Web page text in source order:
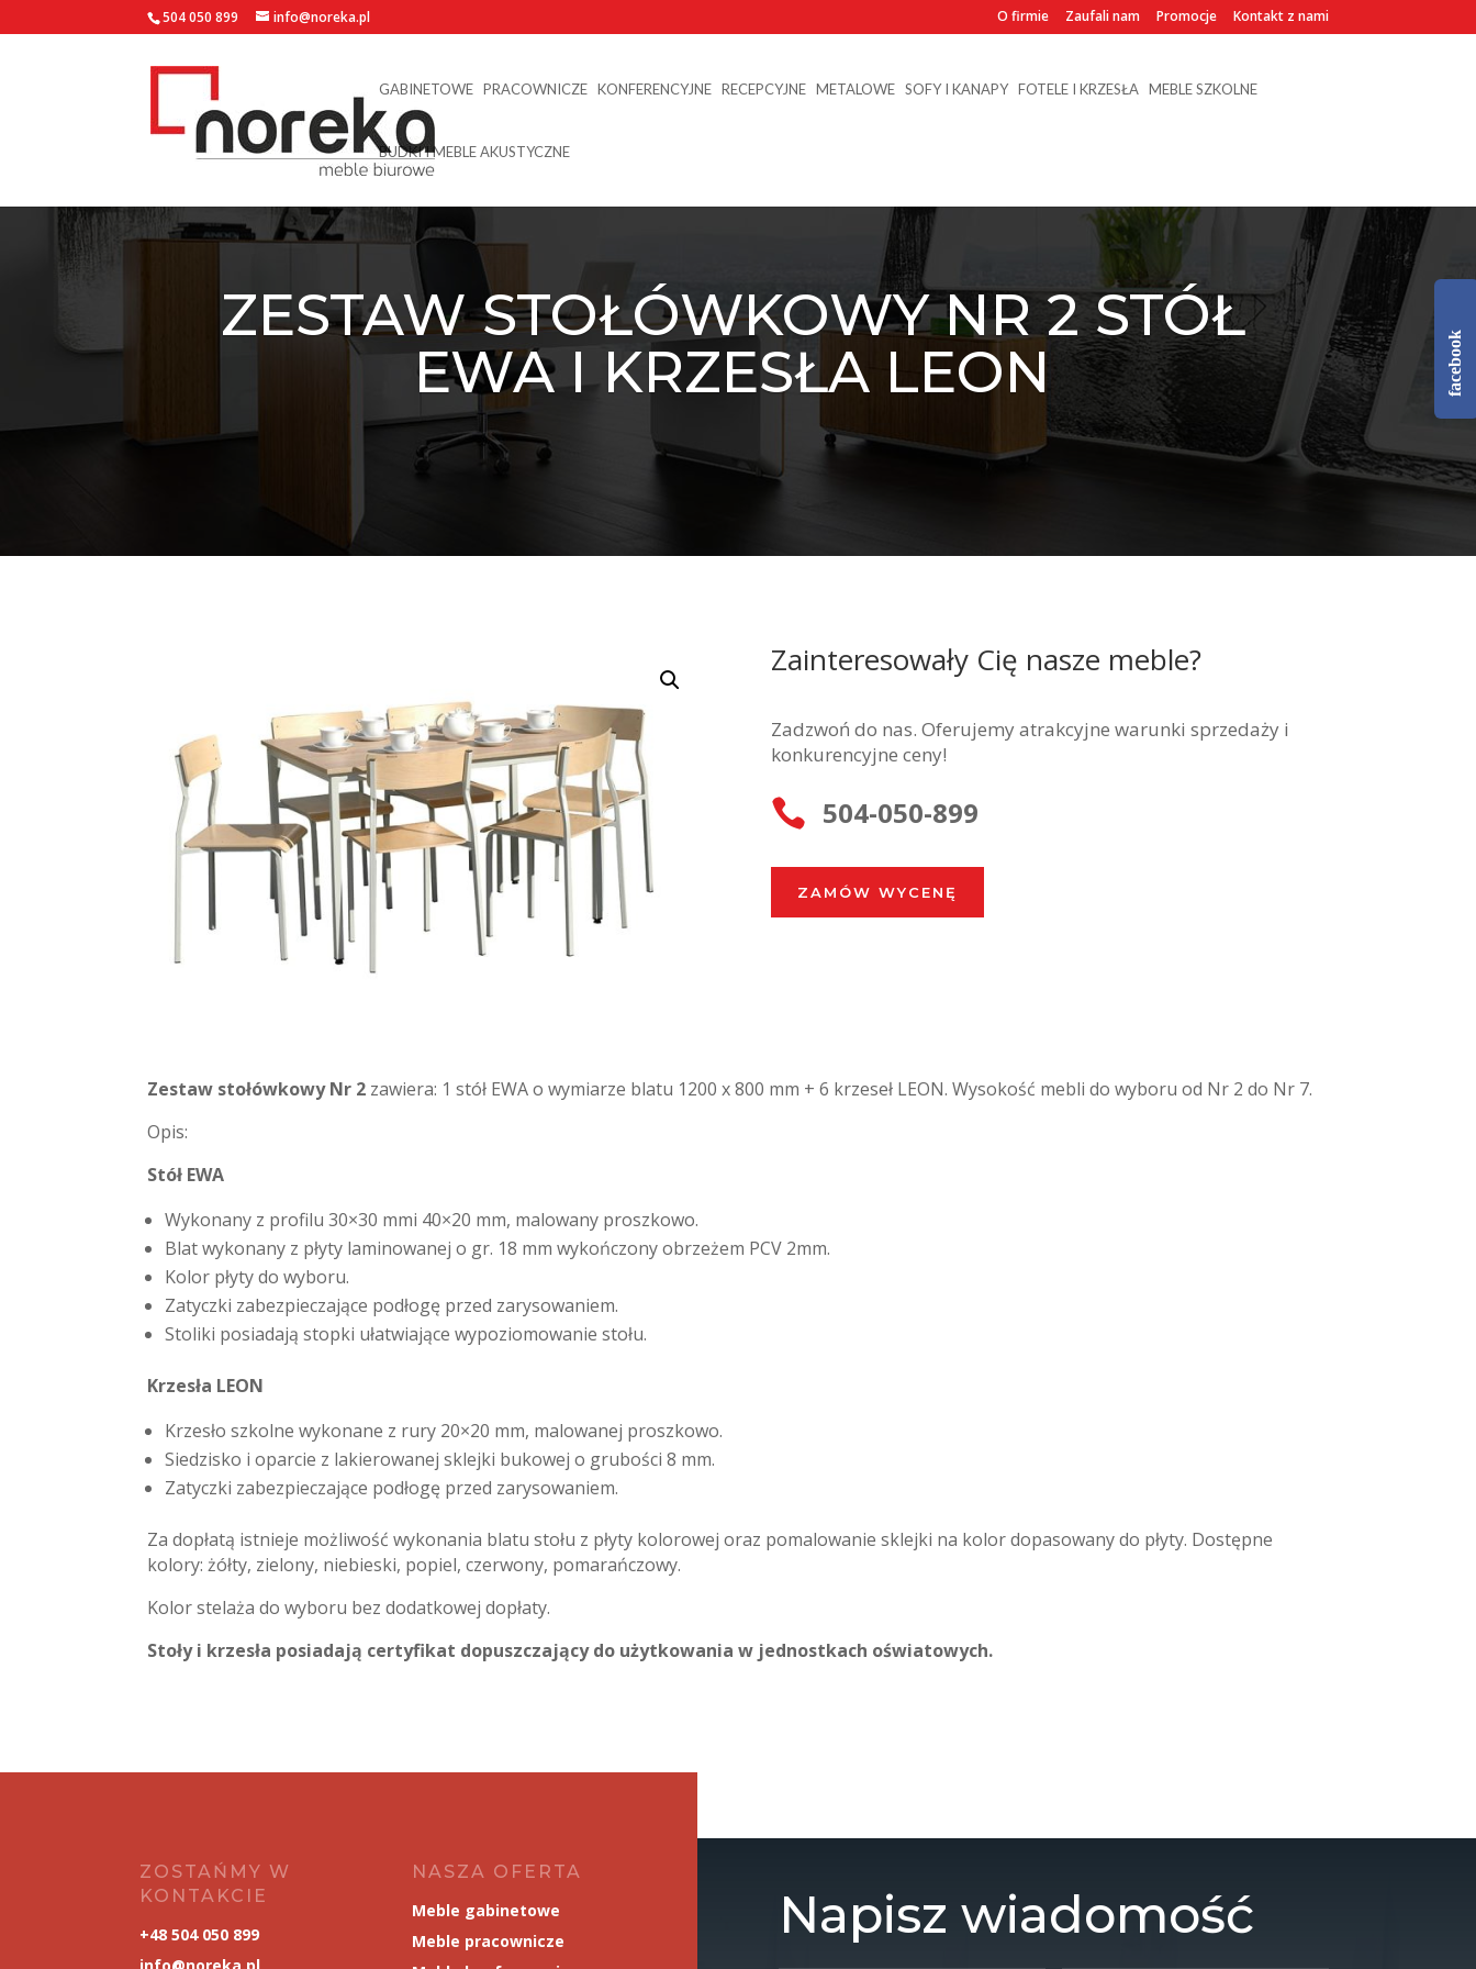
facebook
504 050 899 info@noreka.pl O firmie Zaufali nam Promocje Kontakt z nami
GABINETOWE PRACOWNICZE KONFERENCYJNE RECEPCYJNE METALOWE SOFY I KANAPY FOTELE I KRZESŁA MEBLE SZKOLNE
BUDKI I MEBLE AKUSTYCZNE
ZESTAW STOŁÓWKOWY NR 2 STÓŁ
EWA I KRZESŁA LEON
Zainteresowały Cię nasze meble?
Zadzwoń do nas. Oferujemy atrakcyjne warunki sprzedaży i
konkurencyjne ceny!
 504-050-899
ZAMÓW WYCENĘ
Zestaw stołówkowy Nr 2 zawiera: 1 stół EWA o wymiarze blatu 1200 x 800 mm + 6 krzeseł LEON. Wysokość mebli do wyboru od Nr 2 do Nr 7.
Opis:
Stół EWA
Wykonany z profilu 30×30 mmi 40×20 mm, malowany proszkowo.
Blat wykonany z płyty laminowanej o gr. 18 mm wykończony obrzeżem PCV 2mm.
Kolor płyty do wyboru.
Zatyczki zabezpieczające podłogę przed zarysowaniem.
Stoliki posiadają stopki ułatwiające wypoziomowanie stołu.
Krzesła LEON
Krzesło szkolne wykonane z rury 20×20 mm, malowanej proszkowo.
Siedzisko i oparcie z lakierowanej sklejki bukowej o grubości 8 mm.
Zatyczki zabezpieczające podłogę przed zarysowaniem.
Za dopłatą istnieje możliwość wykonania blatu stołu z płyty kolorowej oraz pomalowanie sklejki na kolor dopasowany do płyty. Dostępne
kolory: żółty, zielony, niebieski, popiel, czerwony, pomarańczowy.
Kolor stelaża do wyboru bez dodatkowej dopłaty.
Stoły i krzesła posiadają certyfikat dopuszczający do użytkowania w jednostkach oświatowych.
ZOSTAŃMY W
KONTAKCIE
+48 504 050 899
info@noreka.pl
NASZA OFERTA
Meble gabinetowe
Meble pracownicze
Napisz wiadomość